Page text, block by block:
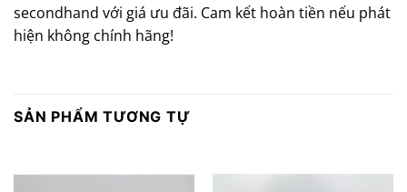
secondhand với giá ưu đãi. Cam kết hoàn tiền nếu phát
hiện không chính hãng!
SẢN PHẨM TƯƠNG TỰ